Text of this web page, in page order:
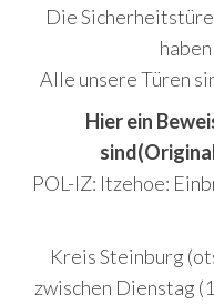
Die
Alle unsere Türen
Hier ein
POL-IZ: Itzehoe:
Kreis Steinburg
zwischen Dienstag